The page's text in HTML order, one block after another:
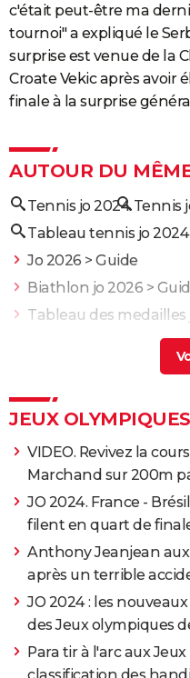
c'était peut-être ma
tournoi" a expliqué le
surprise est venue de la
Croate Vekic après avoir
finale à la surprise
AUTOUR DU
Tennis jo 2024 Tennis
Tableau tennis jo 2024
Jo 2026 > Guide
Biathlon jo 2026 >
Tableau des medailles
Ceremonie ouverture
Programme jo
JEUX OLYMPIQUES
VIDEO. Revivez la
Marchand sur 200m
JO 2024. France -
filent en quart de
Anthony Jeanjean
après un terrible
JO 2024 : les
des Jeux olympiques
Para tir à l'arc aux
classification des